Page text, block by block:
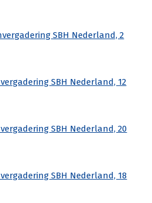
SBH Nederland, 2
SBH Nederland, 12
SBH Nederland, 20
SBH Nederland, 18